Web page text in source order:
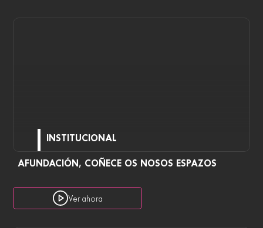
INSTITUCIONAL
AFUNDACIÓN, COÑECE OS NOSOS ESPAZOS
Ver ahora